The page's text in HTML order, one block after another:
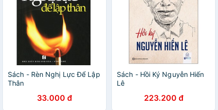
Sách - Rèn Nghị Lực Để Lập
Thân
33.000 đ
Sách - Hồi Ký Nguyễn Hiến
Lê
223.200 đ